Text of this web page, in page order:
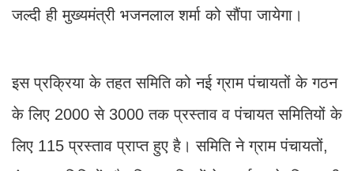
जल्दी ही मुख्यमंत्री भजनलाल शर्मा को सौंपा जायेगा।
इस प्रक्रिया के तहत समिति को नई ग्राम पंचायतों के गठन
के लिए 2000 से 3000 तक प्रस्ताव व पंचायत समितियों के
लिए 115 प्रस्ताव प्राप्त हुए है। समिति ने ग्राम पंचायतों,